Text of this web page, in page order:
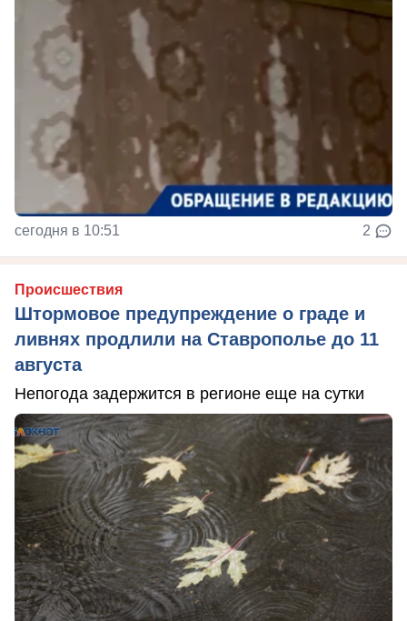
сегодня в 10:51 2
Происшествия
Штормовое предупреждение о граде и
ливнях продлили на Ставрополье до 11
августа
Непогода задержится в регионе еще на сутки